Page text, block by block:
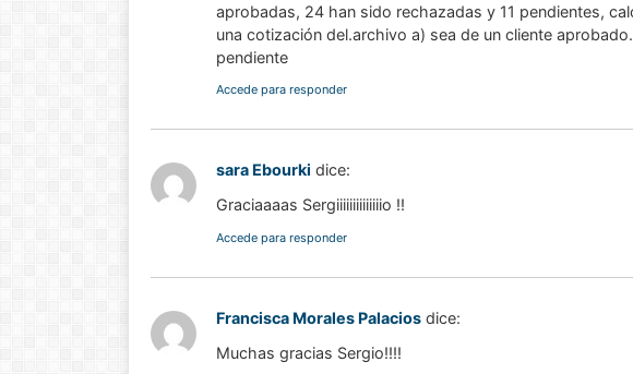
aprobadas, 24 han sido rechazadas y 11 pendientes,
una cotización del.archivo a) sea de un cliente
pendiente
Accede para responder
sara Ebourki dice:
Graciaaaas Sergiiiiiiiiiiiiiio !!
Accede para responder
Francisca Morales Palacios dice:
Muchas gracias Sergio!!!!